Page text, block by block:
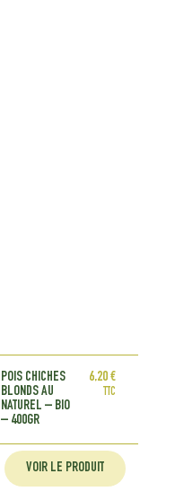
POIS CHICHES
BLONDS AU
NATUREL – BIO
– 400GR
6,20€
TTC
VOIR LE PRODUIT